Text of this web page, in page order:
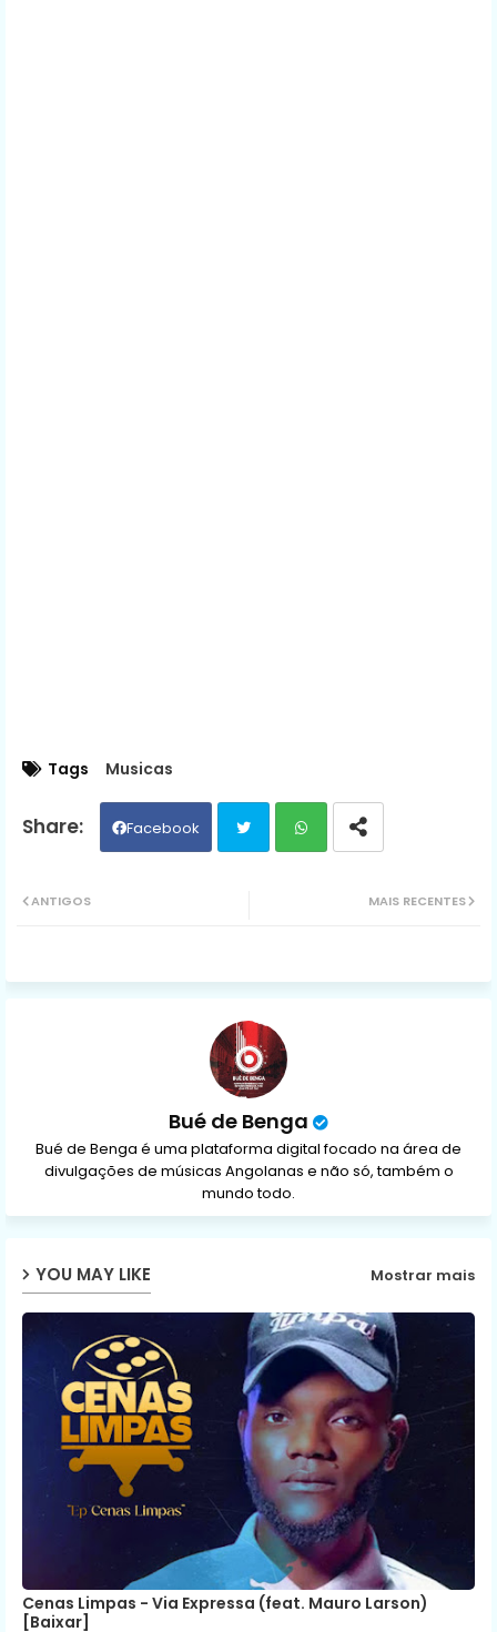
Tags Musicas
Facebook
ap
MAIS RECENTES
ANTIGOS
Bué de Benga
Bué de Benga é uma plataforma digital focado na área de
divulgações de músicas Angolanas e não só, também o
mundo todo.
YOU MAY LIKE Mostrar mais
Cenas Limpas - Via Expressa (feat. Mauro Larson)
[Baixar]